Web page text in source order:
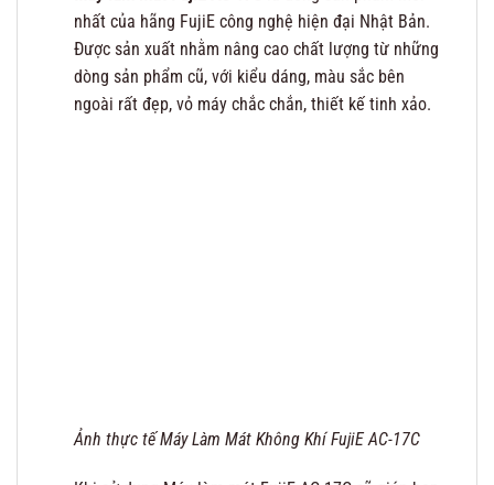
nhất của hãng FujiE công nghệ hiện đại Nhật Bản.
Được sản xuất nhằm nâng cao chất lượng từ những
dòng sản phẩm cũ, với kiểu dáng, màu sắc bên
ngoài rất đẹp, vỏ máy chắc chắn, thiết kế tinh xảo.
Ảnh thực tế Máy Làm Mát Không Khí FujiE AC-17C